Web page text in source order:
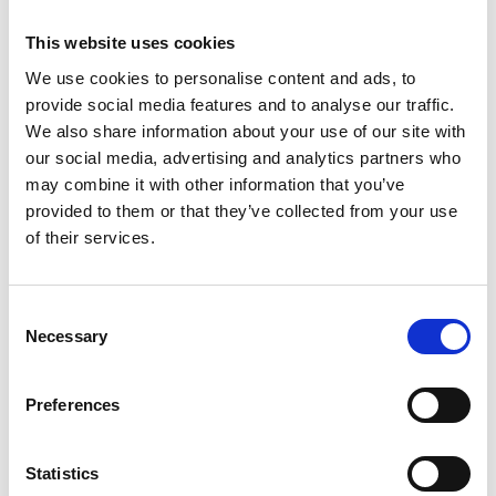
This website uses cookies
We use cookies to personalise content and ads, to
provide social media features and to analyse our traffic.
We also share information about your use of our site with
our social media, advertising and analytics partners who
may combine it with other information that you’ve
provided to them or that they’ve collected from your use
of their services.
Selection
Necessary
Preferences
Statistics
7 srpna 2026
Itálie